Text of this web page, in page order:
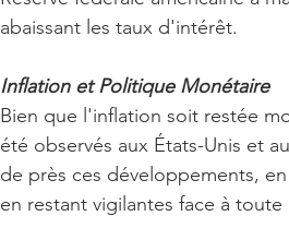
abaissant les taux d'intérêt.
Inflation et Politique Monétaire
Bien que l'inflation soit restée
été observés aux États-Unis et
de près ces développements,
en restant vigilantes face à